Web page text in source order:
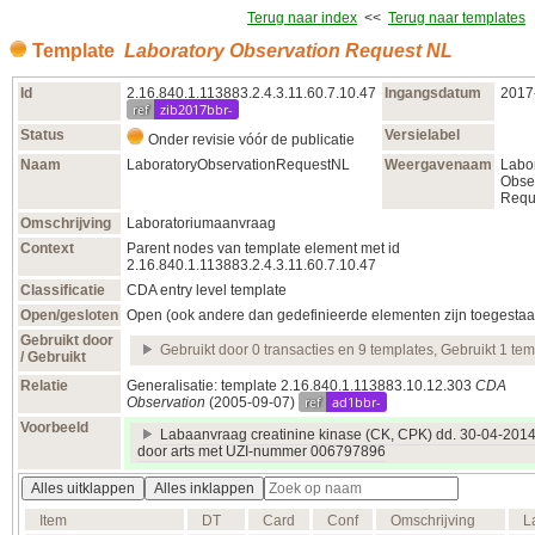
Terug naar index << Terug naar templates
Template Laboratory Observation Request NL
Id 2.16.840.1.113883.2.4.3.11.60.7.10.47
ref zib2017bbr-
Ingangsdatum
Status Onder revisie vóór de publicatie
Versielabel
Naam
LaboratoryObservationRequestNL Weergavenaam
Omschrijving
Laboratoriumaanvraag
Context
Parent nodes van template element met id
2.16.840.1.113883.2.4.3.11.60.7.10.47
Classificatie
CDA entry level template
Open/gesloten Open (ook andere dan gedefinieerde elementen zijn
Gebruikt door
/ Gebruikt
Gebruikt door 0 transacties en 9 templates, Gebruikt 1
Relatie Generalisatie: template 2.16.840.1.113883.10.12.303 CDA
Observation (2005‑09‑07) ref ad1bbr-
Voorbeeld
Labaanvraag creatinine kinase (CK, CPK) dd. 30-04-
door arts met UZI-nummer 006797896
Alles uitklappen
Alles inklappen
Item
DT Card Conf Omschrijving